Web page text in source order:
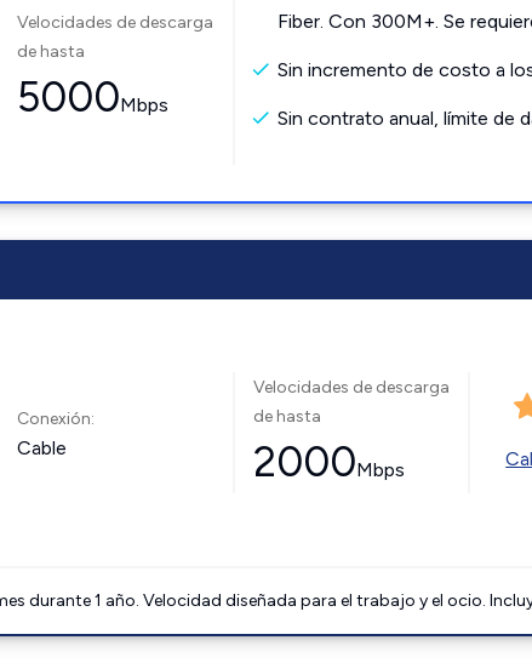
Velocidades de descarga
de hasta
5000Mbps
Fiber. Con 300M+. Se
Sin incremento de costo a
Sin contrato anual, límite de
Conexión:
Cable
Velocidades de descarga
de hasta
2000Mbps
durante 1 año. Velocidad diseñada para el trabajo y el ocio.